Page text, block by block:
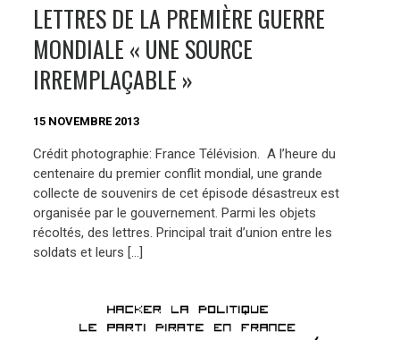
LETTRES DE LA PREMIÈRE GUERRE
MONDIALE « UNE SOURCE
IRREMPLAÇABLE »
15 NOVEMBRE 2013
Crédit photographie: France Télévision. A l’heure du
centenaire du premier conflit mondial, une grande
collecte de souvenirs de cet épisode désastreux est
organisée par le gouvernement. Parmi les objets
récoltés, des lettres. Principal trait d’union entre les
soldats et leurs […]